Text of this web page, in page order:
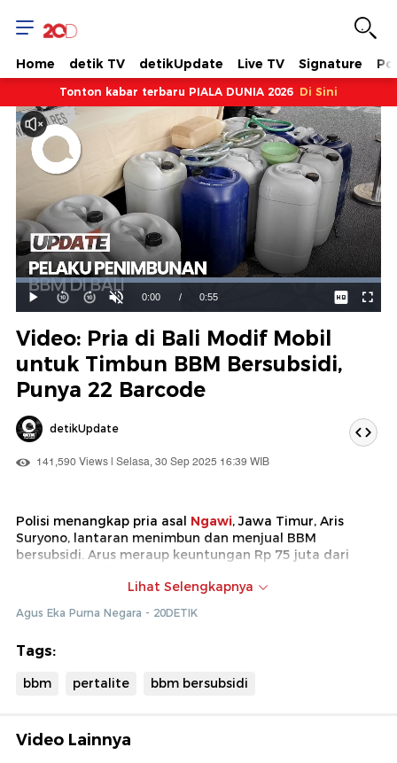
Home detik TV detikUpdate Live TV Signature
Tonton kabar terbaru PIALA DUNIA 2026 Di Sini
Mainkan
Suara
Hidup
Waktu
0:00 / Durasi
0:55
Dimuat:
100.00%
Video: Pria di Bali Modif Mobil
untuk Timbun BBM Bersubsidi,
Punya 22 Barcode
detikUpdate
141,590 Views | Selasa, 30 Sep 2025 16:39 WIB
Polisi menangkap pria asal Ngawi, Jawa Timur, Aris
Suryono, lantaran menimbun dan menjual BBM
bersubsidi. Arus meraup keuntungan Rp 75 juta dari
menggunakan 22 barcode berbeda untuk membeli
Lihat Selengkapnya
Agus Eka Purna Negara - 20DETIK
Tags:
bbm pertalite bbm bersubsidi
Video Lainnya